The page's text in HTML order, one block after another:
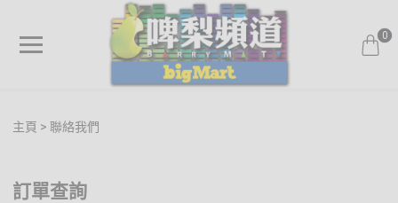
0
主頁 聯絡我們
訂單查詢